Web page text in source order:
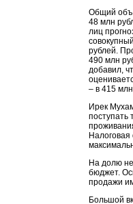
Общий
48 млн
лиц
рублей.
490 млн
добавил,
– в 415
Ирек
поступать
Налоговая
На долю
бюджет.
продажи
Большой